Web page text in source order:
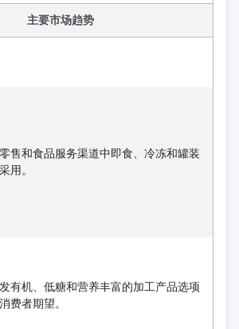
主要市场趋势
售和食品服务渠道中即食、冷冻和罐装
用。
有机、低糖和营养丰富的加工产品选项
费者期望。